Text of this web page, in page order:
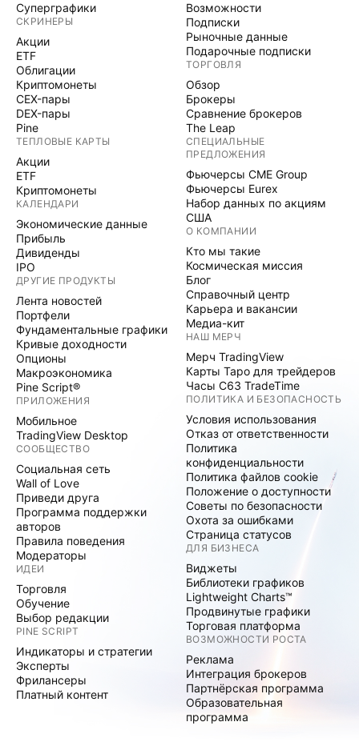
Суперграфики
СКРИНЕРЫ
Акции
ETF
Облигации
Криптомонеты
CEX-пары
DEX-пары
Pine
ТЕПЛОВЫЕ КАРТЫ
Акции
ETF
Криптомонеты
КАЛЕНДАРИ
Экономические данные
Прибыль
Дивиденды
IPO
ДРУГИЕ ПРОДУКТЫ
Лента новостей
Портфели
Фундаментальные графики
Кривые доходности
Опционы
Макроэкономика
Pine Script®
ПРИЛОЖЕНИЯ
Мобильное
TradingView Desktop
СООБЩЕСТВО
Социальная сеть
Wall of Love
Приведи друга
Программа поддержки
авторов
Правила поведения
Модераторы
ИДЕИ
Торговля
Обучение
Выбор редакции
PINE SCRIPT
Индикаторы и стратегии
Эксперты
Фрилансеры
Платный контент
Возможности
Подписки
Рыночные данные
Подарочные подписки
ТОРГОВЛЯ
Обзор
Брокеры
Сравнение брокеров
The Leap
СПЕЦИАЛЬНЫЕ
ПРЕДЛОЖЕНИЯ
Фьючерсы CME Group
Фьючерсы Eurex
Набор данных по акциям
США
О КОМПАНИИ
Кто мы такие
Космическая миссия
Блог
Справочный центр
Карьера и вакансии
Медиа-кит
НАШ МЕРЧ
Мерч TradingView
Карты Таро для трейдеров
Часы C63 TradeTime
ПОЛИТИКА И БЕЗОПАСНОСТЬ
Условия использования
Отказ от ответственности
Политика
конфиденциальности
Политика файлов cookie
Положение о доступности
Советы по безопасности
Охота за ошибками
Страница статусов
ДЛЯ БИЗНЕСА
Виджеты
Библиотеки графиков
Lightweight Charts™
Продвинутые графики
Торговая платформа
ВОЗМОЖНОСТИ РОСТА
Реклама
Интеграция брокеров
Партнёрская программа
Образовательная
программа